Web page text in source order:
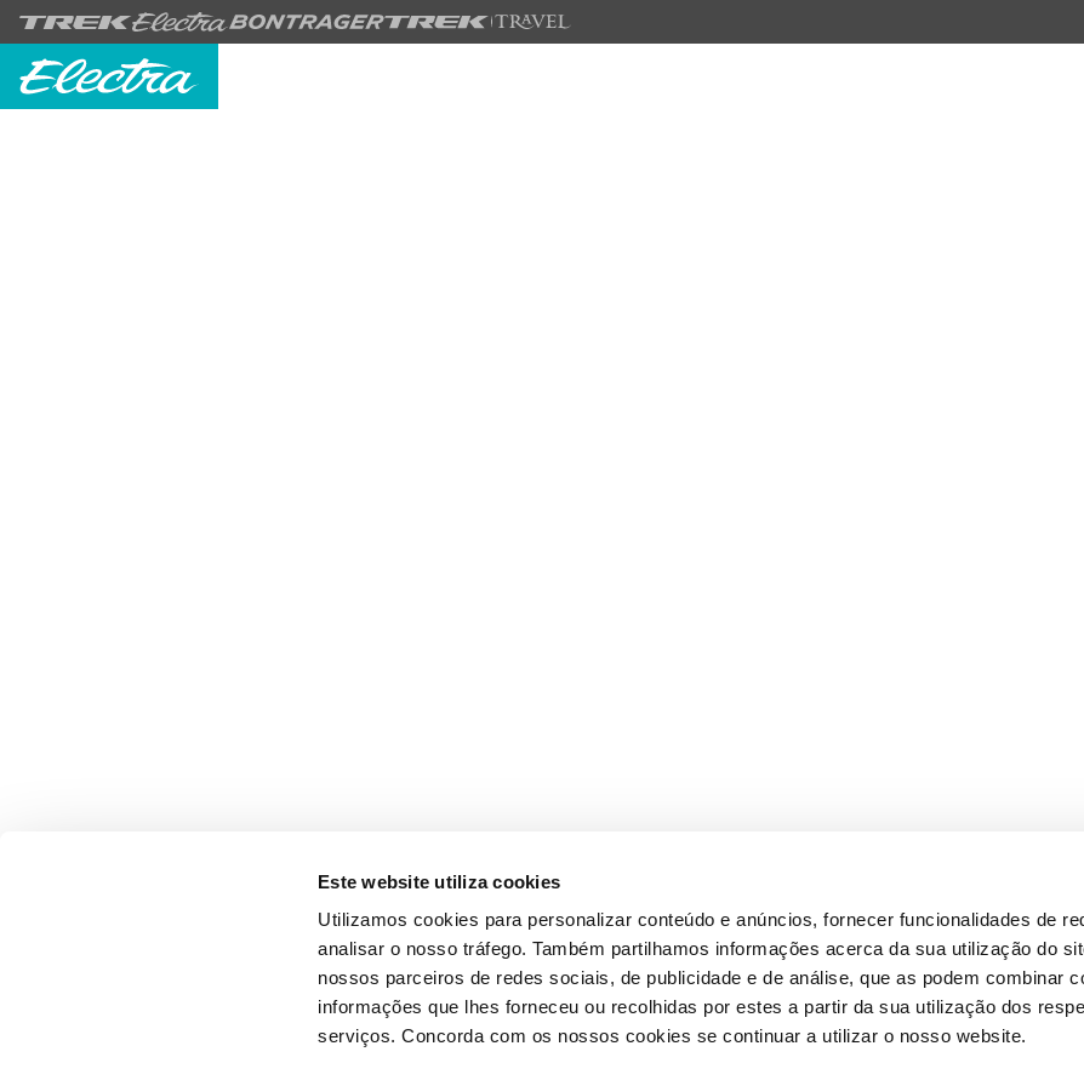
Este website utiliza cookies
Utilizamos cookies para personalizar conteúdo e anúncios, fornecer funcionalidades de
analisar o nosso tráfego. Também partilhamos informações acerca da sua utilização do
nossos parceiros de redes sociais, de publicidade e de análise, que as podem combinar
informações que lhes forneceu ou recolhidas por estes a partir da sua utilização dos
serviços. Concorda com os nossos cookies se continuar a utilizar o nosso website.